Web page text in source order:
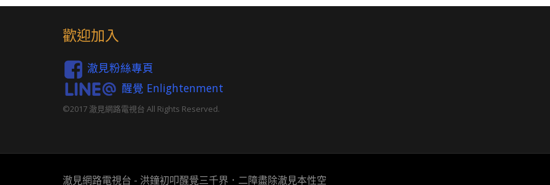
歡迎加入
澈見粉絲專頁
醒覺 Enlightenment
©2017 澈見網路電視台 All Rights Reserved.
澈見網路電視台 - 洪鐘初叩醒覺三千界．二障盡除澈見本性空